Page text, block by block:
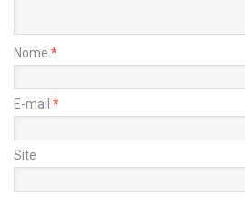
Nome *
E-mail *
Site